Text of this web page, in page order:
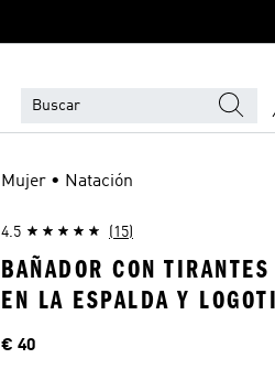
Mujer • Natación
4.5 (15)
BAÑADOR CON
EN LA ESPALDA Y
Precio
€ 40